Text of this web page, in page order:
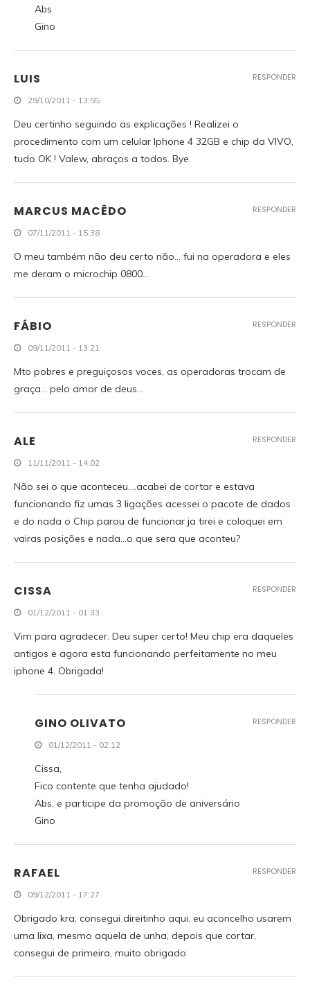
Abs
Gino
LUIS
29/10/2011 - 13:55
Deu certinho seguindo as explicações ! Realizei o
procedimento com um celular Iphone 4 32GB e chip da VIVO,
tudo OK ! Valew, abraços a todos. Bye.
RESPONDER
MARCUS MACÊDO
07/11/2011 - 15:38
O meu também não deu certo não… fui na operadora e eles
me deram o microchip 0800…
RESPONDER
FÁBIO
09/11/2011 - 13:21
Mto pobres e preguiçosos voces, as operadoras trocam de
graça… pelo amor de deus…
RESPONDER
ALE
11/11/2011 - 14:02
Não sei o que aconteceu….acabei de cortar e estava
funcionando fiz umas 3 ligações acessei o pacote de dados
e do nada o Chip parou de funcionar ja tirei e coloquei em
vairas posições e nada…o que sera que aconteu?
RESPONDER
CISSA
01/12/2011 - 01:33
Vim para agradecer. Deu super certo! Meu chip era daqueles
antigos e agora esta funcionando perfeitamente no meu
iphone 4. Obrigada!
RESPONDER
GINO OLIVATO
01/12/2011 - 02:12
Cissa,
Fico contente que tenha ajudado!
Abs, e participe da promoção de aniversário
Gino
RESPONDER
RAFAEL
09/12/2011 - 17:27
Obrigado kra, consegui direitinho aqui, eu aconcelho usarem
uma lixa, mesmo aquela de unha, depois que cortar,
consegui de primeira, muito obrigado
RESPONDER